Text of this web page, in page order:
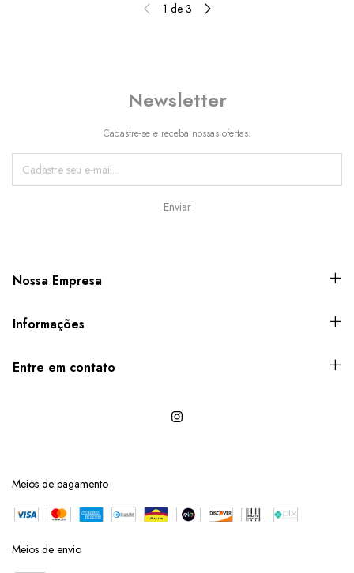
1 de 3
Newsletter
Cadastre-se e receba nossas ofertas.
Nossa Empresa
Informações
Entre em contato
Meios de pagamento
Meios de envio